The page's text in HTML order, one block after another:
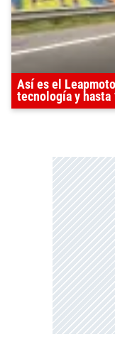
Así es el
tecnología y hasta